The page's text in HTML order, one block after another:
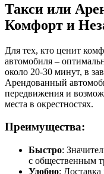
Такси или
Комфорт и
Для тех, кто ценит
автомобиля –
около 20-30 минут, в
Арендованный
передвижения и
места в окрестностях.
Преимущества:
Быстро:
с общественным
Удобно: